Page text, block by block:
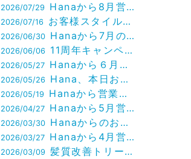
2026/07/29 Hanaから8月営業日のお知らせ
2026/07/16 お客様スタイルのご紹介です。
2026/06/30 Hanaから7月のお知らせ。
2026/06/06 11周年キャンペーン✨
2026/05/27 Hanaから６月のお知らせ
2026/05/26 Hana、本日お休みします
2026/05/19 Hanaから営業日変更のお知らせ
2026/04/27 Hanaから5月営業日のお知らせ。
2026/03/30 Hanaからのお知らせ。
2026/03/27 Hanaから4月営業日のお知らせ。
2026/03/09 髪質改善トリートメントお得です！